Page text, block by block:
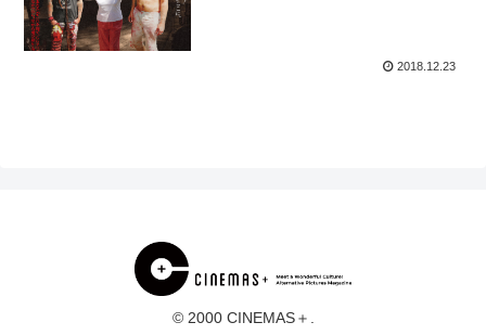
2018.12.23
© 2000 CINEMAS＋.